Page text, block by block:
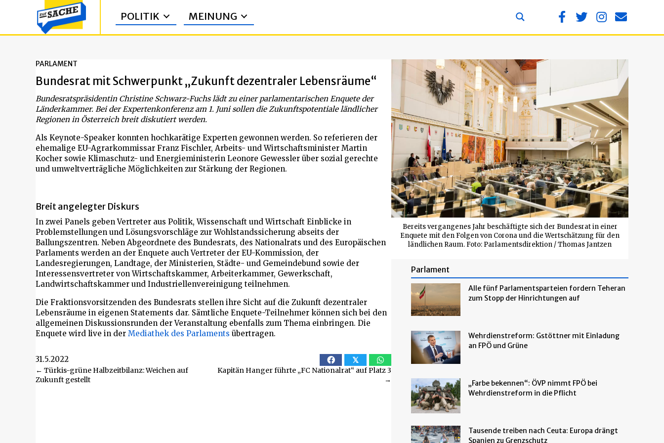
POLITIK MEINUNG
PARLAMENT
Bundesrat mit Schwerpunkt „Zukunft dezentraler Lebensräume“
Bundesratspräsidentin Christine Schwarz-Fuchs lädt zu einer parlamentarischen Enquete der
Länderkammer. Bei der Expertenkonferenz am 1. Juni sollen die Zukunftspotentiale ländlicher
Regionen in Österreich breit diskutiert werden.
Als Keynote-Speaker konnten hochkarätige Experten gewonnen werden. So referieren der
ehemalige EU-Agrarkommissar Franz Fischler, Arbeits- und Wirtschaftsminister Martin
Kocher sowie Klimaschutz- und Energieministerin Leonore Gewessler über sozial gerechte
und umweltverträgliche Möglichkeiten zur Stärkung der Regionen.
Breit angelegter Diskurs
In zwei Panels geben Vertreter aus Politik, Wissenschaft und Wirtschaft Einblicke in
Problemstellungen und Lösungsvorschläge zur Wohlstandssicherung abseits der
Ballungszentren. Neben Abgeordnete des Bundesrats, des Nationalrats und des Europäischen
Parlaments werden an der Enquete auch Vertreter der EU-Kommission, der
Landesregierungen, Landtage, der Ministerien, Städte- und Gemeindebund sowie der
Interessensvertreter von Wirtschaftskammer, Arbeiterkammer, Gewerkschaft,
Landwirtschaftskammer und Industriellenvereinigung teilnehmen.
Die Fraktionsvorsitzenden des Bundesrats stellen ihre Sicht auf die Zukunft dezentraler
Lebensräume in eigenen Statements dar. Sämtliche Enquete-Teilnehmer können sich bei den
allgemeinen Diskussionsrunden der Veranstaltung ebenfalls zum Thema einbringen. Die
Enquete wird live in der Mediathek des Parlaments übertragen.
31.5.2022 𝕏
Beitragsnavigation
← Türkis-grüne Halbzeitbilanz: Weichen auf
Zukunft gestellt
Kapitän Hanger führte „FC Nationalrat“ auf Platz 3
→
Bereits vergangenes Jahr beschäftigte sich der Bundesrat in einer
Enquete mit den Folgen von Corona und die Wertschätzung für den
ländlichen Raum. Foto: Parlamentsdirektion / Thomas Jantzen
Parlament
Alle fünf Parlamentsparteien fordern Teheran
zum Stopp der Hinrichtungen auf
Wehrdienstreform: Gstöttner mit Einladung
an FPÖ und Grüne
„Farbe bekennen“: ÖVP nimmt FPÖ bei
Wehrdienstreform in die Pflicht
Tausende treiben nach Ceuta: Europa drängt
Spanien zu Grenzschutz